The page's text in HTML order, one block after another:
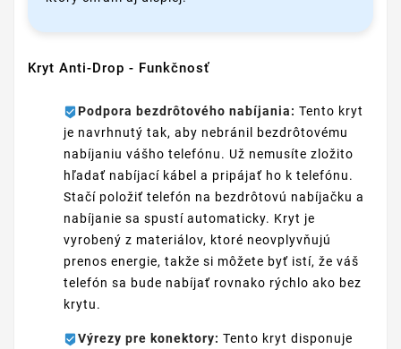
Kryt Anti-Drop - Funkčnosť
Podpora bezdrôtového nabíjania: Tento kryt
je navrhnutý tak, aby nebránil bezdrôtovému
nabíjaniu vášho telefónu. Už nemusíte zložito
hľadať nabíjací kábel a pripájať ho k telefónu.
Stačí položiť telefón na bezdrôtovú nabíjačku a
nabíjanie sa spustí automaticky. Kryt je
vyrobený z materiálov, ktoré neovplyvňujú
prenos energie, takže si môžete byť istí, že váš
telefón sa bude nabíjať rovnako rýchlo ako bez
krytu.
Výrezy pre konektory: Tento kryt disponuje